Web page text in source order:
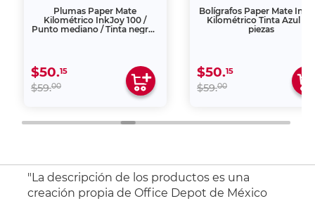
Plumas Paper Mate
Kilométrico InkJoy 100 /
Punto mediano / Tinta negra /
$50.15
$59.00
Bolígrafos Paper Mate
Kilométrico Tinta Azul / 12
piezas
$50.15
$59.00
"La descripción de los productos es una
creación propia de Office Depot de México